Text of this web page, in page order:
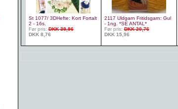
St 1077/ 3DHefte: Kort Fortalt
2 - 16s.
Før pris:DKK 39,96
DKK 8,76
2117 Uldgarn Fritidsgarn: Gul
- 1ng. *SE ANTAL*
Før pris:DKK 20,76
DKK 15,96